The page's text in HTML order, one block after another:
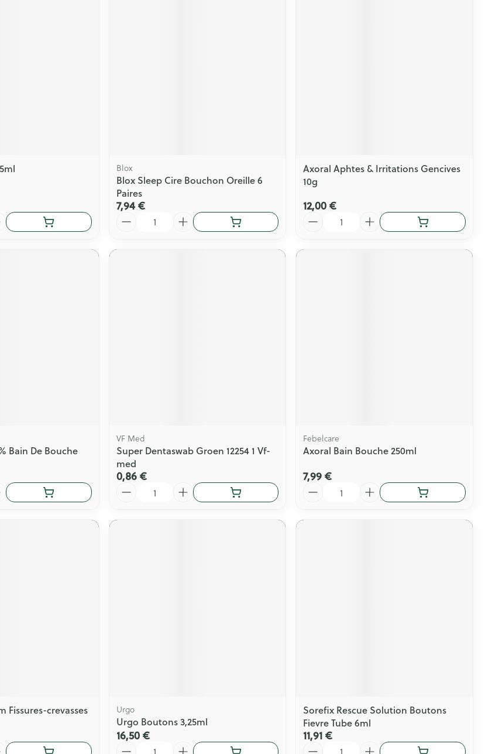
Blox
Blox Sleep Cire Bouchon Oreille 6
Paires
7,94 €
Quantité
Axoral Aphtes & Irritations Gencives
10g
12,00 €
Quantité
Bain De Bouche
VF Med
Super Dentaswab Groen 12254 1 Vf-
med
0,86 €
Quantité
Febelcare
Axoral Bain Bouche 250ml
7,99 €
Quantité
Fissures-crevasses
Urgo
Urgo Boutons 3,25ml
16,50 €
Quantité
Sorefix Rescue Solution Boutons
Fievre Tube 6ml
11,91 €
Quantité